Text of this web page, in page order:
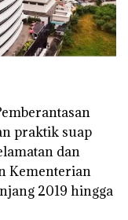
praktik suap
dan
Kementerian
2019 hingga